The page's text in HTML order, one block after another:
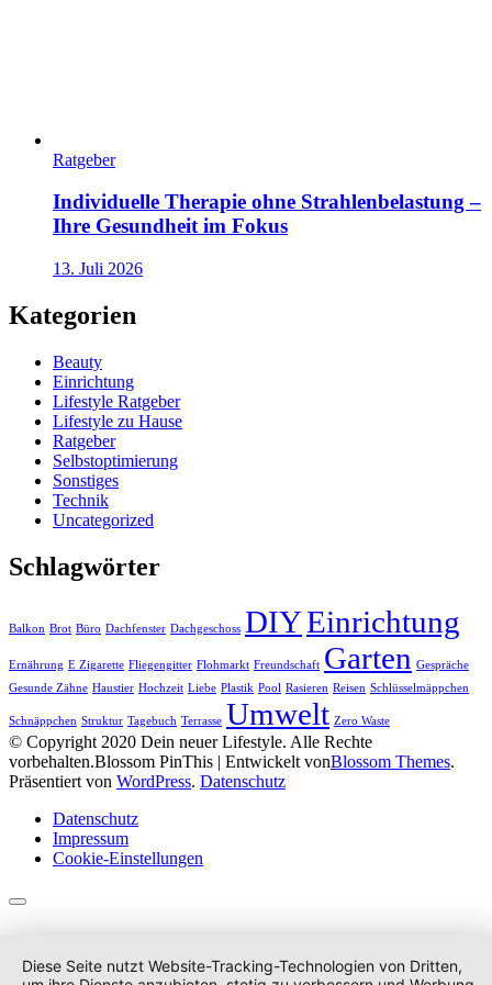
Ratgeber
Individuelle Therapie ohne Strahlenbelastung –
Ihre Gesundheit im Fokus
13. Juli 2026
Kategorien
Beauty
Einrichtung
Lifestyle Ratgeber
Lifestyle zu Hause
Ratgeber
Selbstoptimierung
Sonstiges
Technik
Uncategorized
Schlagwörter
Balkon Brot Büro Dachfenster Dachgeschoss DIYEinrichtung
Ernährung E Zigarette Fliegengitter Flohmarkt Freundschaft Garten Gespräche
Gesunde Zähne Haustier Hochzeit Liebe Plastik Pool Rasieren Reisen Schlüsselmäppchen
Schnäppchen Struktur Tagebuch Terrasse Umwelt Zero Waste
© Copyright 2020 Dein neuer Lifestyle. Alle Rechte
vorbehalten.Blossom PinThis | Entwickelt vonBlossom Themes.
Präsentiert von WordPress. Datenschutz
Datenschutz
Impressum
Cookie-Einstellungen
Diese Seite nutzt Website-Tracking-Technologien von Dritten,